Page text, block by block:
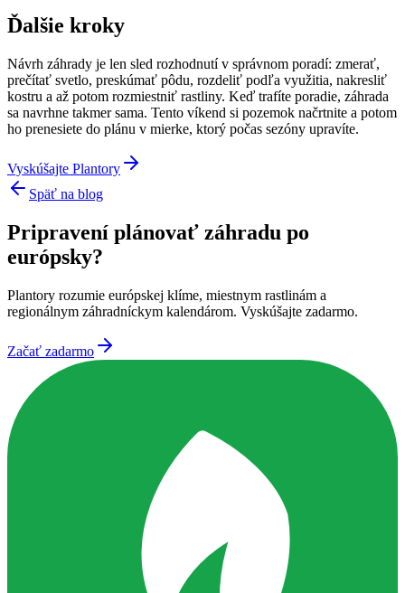
Ďalšie kroky
Návrh záhrady je len sled rozhodnutí v správnom poradí: zmerať,
prečítať svetlo, preskúmať pôdu, rozdeliť podľa využitia, nakresliť
kostru a až potom rozmiestniť rastliny. Keď trafíte poradie, záhrada
sa navrhne takmer sama. Tento víkend si pozemok načrtnite a potom
ho prenesiete do plánu v mierke, ktorý počas sezóny upravíte.
Vyskúšajte Plantory
Späť na blog
Pripravení plánovať záhradu po
európsky?
Plantory rozumie európskej klíme, miestnym rastlinám a
regionálnym záhradníckym kalendárom. Vyskúšajte zadarmo.
Začať zadarmo